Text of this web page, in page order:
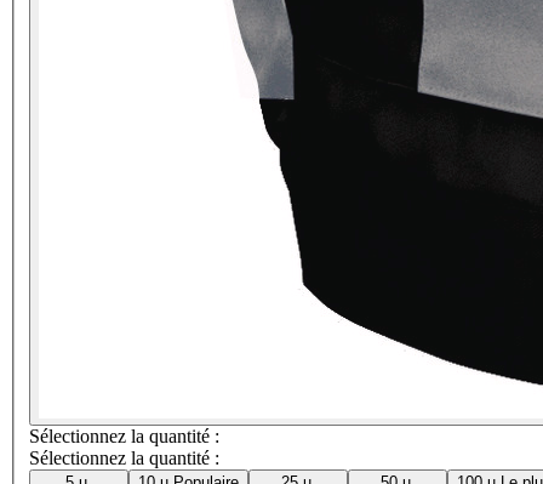
Sélectionnez la quantité :
Sélectionnez la quantité :